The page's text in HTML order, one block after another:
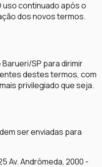
uso continuado após o
dos novos termos.
SP para dirimir
destes termos, com
privilegiado que seja.
ser enviadas para
Av. Andrômeda, 2000 -